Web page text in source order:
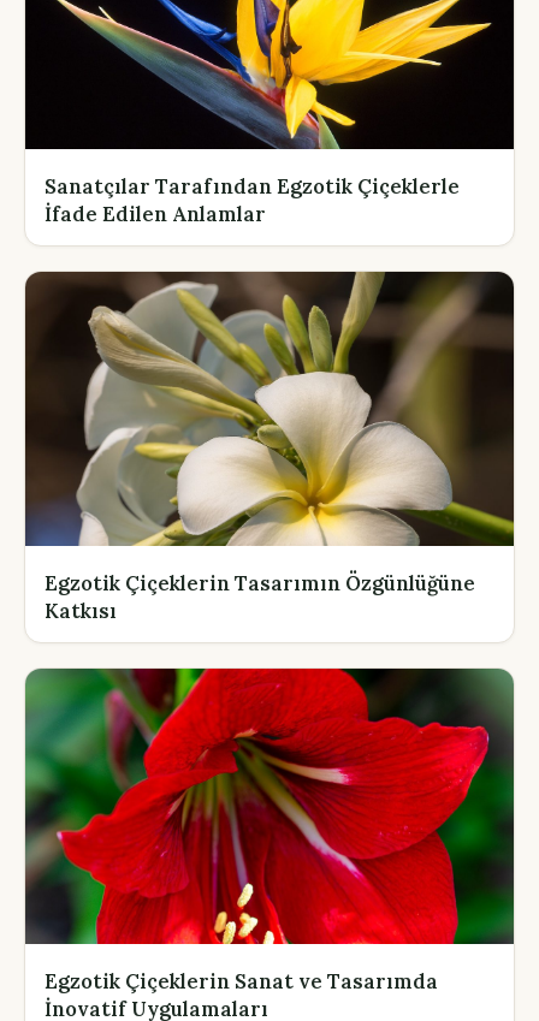
Sanatçılar Tarafından Egzotik Çiçeklerle
İfade Edilen Anlamlar
Egzotik Çiçeklerin Tasarımın Özgünlüğüne
Katkısı
Egzotik Çiçeklerin Sanat ve Tasarımda
İnovatif Uygulamaları